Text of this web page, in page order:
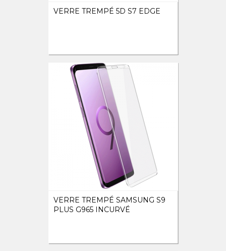
VERRE TREMPÉ 5D S7 EDGE
VERRE TREMPÉ SAMSUNG S9
PLUS G965 INCURVÉ